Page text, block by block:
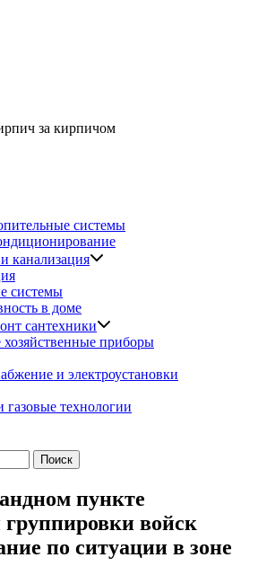
за кирпичом
системы
канализация
системы
в доме
сантехники
приборы
и электроустановки
газовые технологии
пункте
группировки войск
по ситуации в зоне